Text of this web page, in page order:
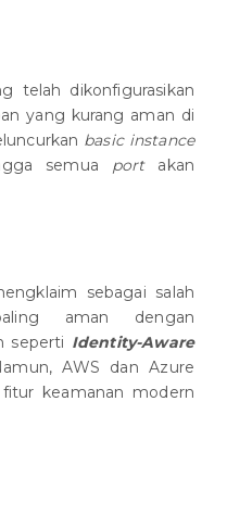
telah dikonfigurasikan
yang kurang aman di
basic instance
semua portakan
sebagai salah
aman dengan
seperti Identity-Aware
AWS dan Azure
keamanan modern